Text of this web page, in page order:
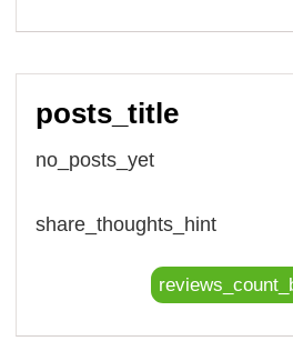
posts_title
no_posts_yet
share_thoughts_hint